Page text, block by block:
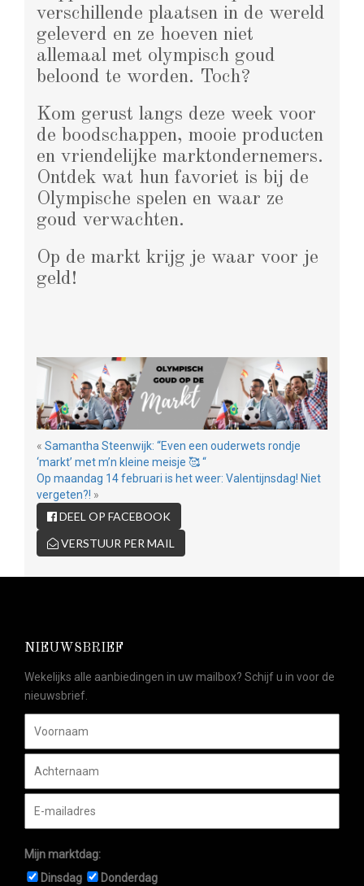
verschillende plaatsen in de wereld
geleverd en ze hoeven niet
allemaal met olympisch goud
beloond te worden. Toch?
Kom gerust langs deze week voor
de boodschappen, mooie producten
en vriendelijke marktondernemers.
Ontdek wat hun favoriet is bij de
Olympische spelen en waar ze
goud verwachten.
Op de markt krijg je waar voor je
geld!
« Samantha Steenwijk: “Even een ouderwets rondje
‘markt’ met m’n kleine meisje 🥰 “
Op maandag 14 februari is het weer: Valentijnsdag! Niet
vergeten?! »
DEEL OP FACEBOOK
VERSTUUR PER MAIL
NIEUWSBRIEF
Wekelijks alle aanbiedingen in uw mailbox? Schijf u in voor de
nieuwsbrief.
Mijn marktdag:
Dinsdag
Donderdag